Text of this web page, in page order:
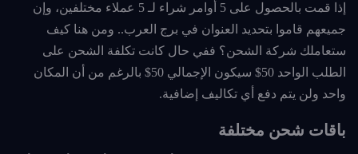
إذا قمت بالحصول على 5 أوامر شراء لـ 5 عملاء مختلفين، وإن
جميعهم قاموا بتحديد العنوان في برج العرب.. ومن هنا كيف
ستعاملك شركة الشحن؟ ففي حال كانت تكلفة الشحن على
الطلب الواحد 50$ سيكون الإجمالي 50$ بالرغم من أن المكان
واحد ولن يتم دفع أي تكاليف إضافية.
باقات شحن مختلفة